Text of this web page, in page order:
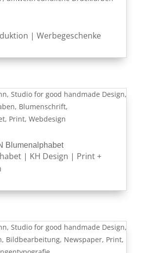
| Werbegeschenke
Blumenalphabet
| KH Design | Print +